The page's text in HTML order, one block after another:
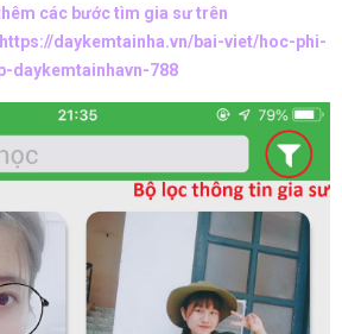
các bước tìm gia sư trên
https://daykemtainha.vn/bai-viet/hoc-phi-
daykemtainhavn-788